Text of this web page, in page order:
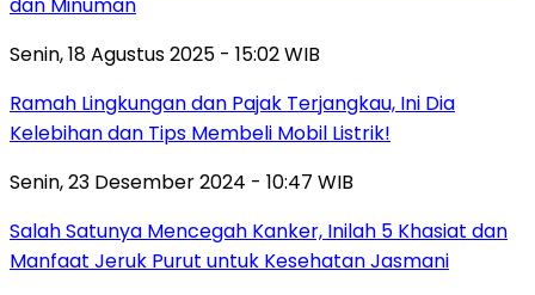
dan Minuman
Senin, 18 Agustus 2025 - 15:02 WIB
Ramah Lingkungan dan Pajak Terjangkau, Ini Dia
Kelebihan dan Tips Membeli Mobil Listrik!
Senin, 23 Desember 2024 - 10:47 WIB
Salah Satunya Mencegah Kanker, Inilah 5 Khasiat dan
Manfaat Jeruk Purut untuk Kesehatan Jasmani